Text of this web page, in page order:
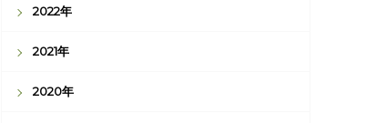
2022年
2021年
2020年